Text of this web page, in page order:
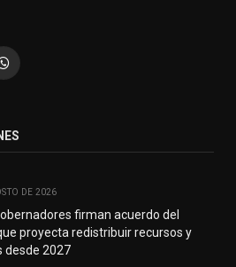
WhatsApp
DE 2026
firman acuerdo del
proyecta redistribuir recursos y
desde 2027